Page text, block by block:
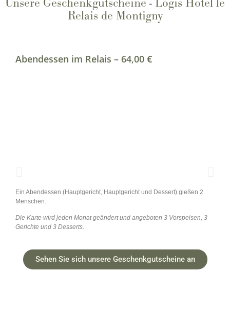
Relais de Montigny
Abendessen im Relais – 64,00 €
Ein Abendessen (Hauptgericht, Hauptgericht und Dessert) gießen 2
Menschen.
Die Karte wird jeden Monat geändert und angeboten 3 Vorspeisen, 3
Gerichte und 3 Desserts.
Sehen Sie sich unsere Geschenkgutscheine an